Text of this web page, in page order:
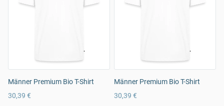
Männer Premium Bio T-Shirt
30,39 €
Männer Premium Bio T-Shirt
30,39 €